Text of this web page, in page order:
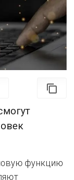
функцию